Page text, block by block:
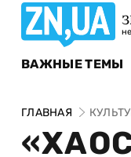
ВАЖНЫЕ ТЕМЫ
ГЛАВНАЯ